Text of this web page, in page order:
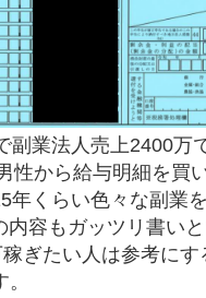
副業法人売上2400万
性から給与明細を買
年くらい色々な副業
内容もガッツリ書い
ぎたい人は参考にす